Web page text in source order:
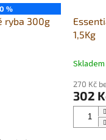
%
ryba 300g
1,5Kg
Skladem
270 Kč
302